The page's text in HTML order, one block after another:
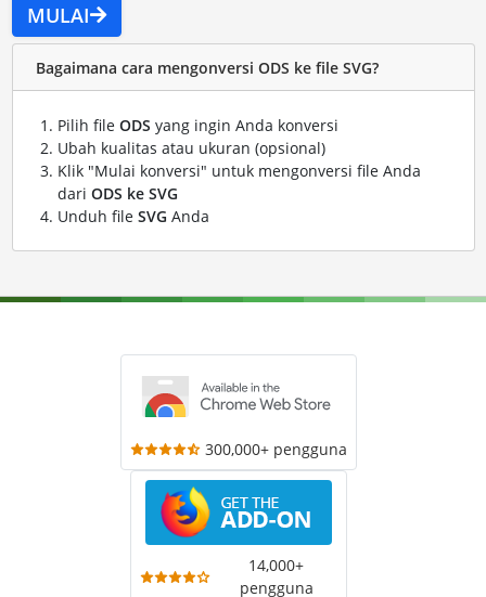
MULAI
Bagaimana cara mengonversi ODS ke file SVG?
Pilih file ODS yang ingin Anda konversi
Ubah kualitas atau ukuran (opsional)
Klik "Mulai konversi" untuk mengonversi file Anda
dari ODS ke SVG
Unduh file SVG Anda
300,000+ pengguna
14,000+
pengguna